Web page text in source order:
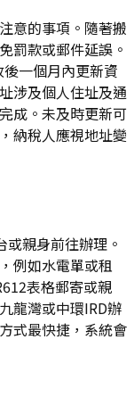
意的事項。隨著搬
罰款或郵件延誤。
一個月內更新資
涉及個人住址及通
成。未及時更新可
納稅人應視地址變
親身前往辦理。
例如水電單或租
表格郵寄或親
龍灣或中環IRD辦
式最快捷，系統會